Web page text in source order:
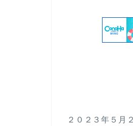
２０２３年５月